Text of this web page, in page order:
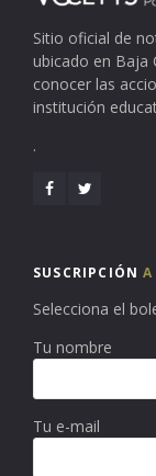
Sitio oficial de
ubicado en Baja
conocer las
institución
.
SUSCRIPCIÓN
Selecciona el
Tu nombre
Tu e-mail